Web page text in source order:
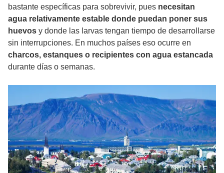
bastante específicas para sobrevivir, pues necesitan
agua relativamente estable donde puedan poner sus
huevos y donde las larvas tengan tiempo de desarrollarse
sin interrupciones. En muchos países eso ocurre en
charcos, estanques o recipientes con agua estancada
durante días o semanas.